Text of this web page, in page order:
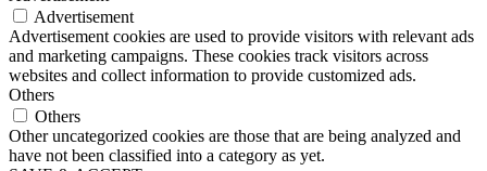
Advertisement
Advertisement cookies are used to provide visitors with relevant ads
and marketing campaigns. These cookies track visitors across
websites and collect information to provide customized ads.
Others
Others
Other uncategorized cookies are those that are being analyzed and
have not been classified into a category as yet.